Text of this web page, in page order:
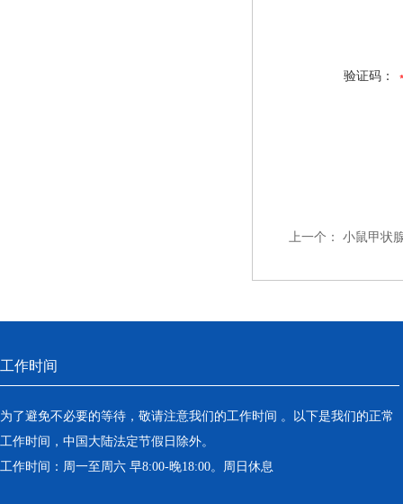
验证码：
上一个： 小鼠甲状
工作时间
为了避免不必要的等待，敬请注意我们的工作时间 。以下是我们的正常
工作时间，中国大陆法定节假日除外。
工作时间：周一至周六 早8:00-晚18:00。周日休息